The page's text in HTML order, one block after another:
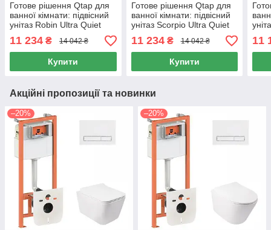
Готове рішення Qtap для
ванної кімнати: підвісний
унітаз Robin Ultra Quiet
520x365x365 + комплект
інсталяції Nest 4 в 1
(лінійна
11 234 ₴ 14 042 ₴
Купити
Готове рішення Qtap для
ванної кімнати: підвісний
унітаз Scorpio Ultra Quiet
520x365x365 + комплект
інсталяції Nest 4 в 1
(лінійна
11 234₴ 14 042 ₴
Купити
11
Акційні пропозиції та новинки
–20% –20%